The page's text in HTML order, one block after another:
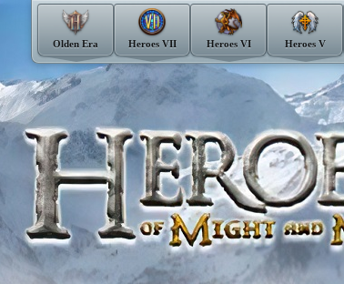
Olden Era Heroes VII Heroes VI Heroes V